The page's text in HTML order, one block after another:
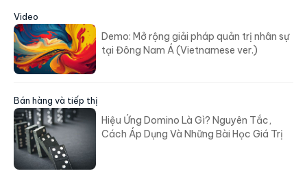
Video
Demo: Mở rộng giải pháp quản trị nhân sự
tại Đông Nam Á (Vietnamese ver.)
Bán hàng và tiếp thị
Hiệu Ứng Domino Là Gì? Nguyên Tắc,
Cách Áp Dụng Và Những Bài Học Giá Trị